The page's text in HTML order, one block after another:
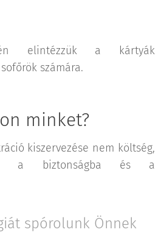
elintézzük a kártyák
számára.
minket?
kiszervezése nem költség,
a biztonságba és a
spórolunk Önnek